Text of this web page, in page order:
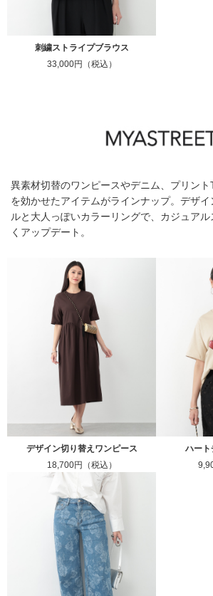
刺繍ストライプブラウス
33,000円（税込）
異素材切替のワンピースやデニム、プリン
を効かせたアイテムがラインナップ。デザ
ルと大人っぽいカラーリングで、カジュア
くアップデート。
デザイン切り替えワンピース
18,700円（税込）
ハート